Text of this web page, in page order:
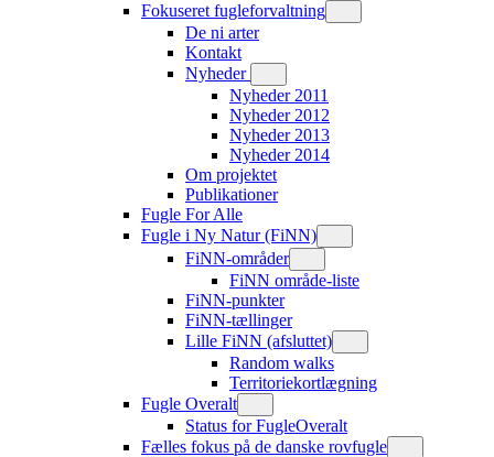
Fokuseret fugleforvaltning
De ni arter
Kontakt
Nyheder
Nyheder 2011
Nyheder 2012
Nyheder 2013
Nyheder 2014
Om projektet
Publikationer
Fugle For Alle
Fugle i Ny Natur (FiNN)
FiNN-områder
FiNN område-liste
FiNN-punkter
FiNN-tællinger
Lille FiNN (afsluttet)
Random walks
Territoriekortlægning
Fugle Overalt
Status for FugleOveralt
Fælles fokus på de danske rovfugle